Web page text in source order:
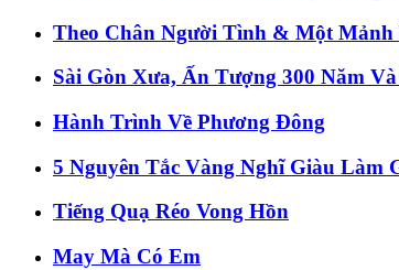
Theo Chân Người Tình & Một Mảnh
Sài Gòn Xưa, Ấn Tượng 300 Năm
Hành Trình Về Phương Đông
5 Nguyên Tắc Vàng Nghĩ Giàu Làm
Tiếng Quạ Réo Vong Hồn
May Mà Có Em